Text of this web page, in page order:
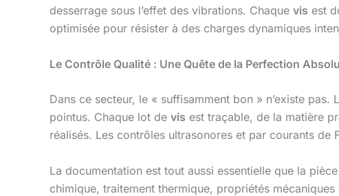
desserrage sous l’effet des vibrations. Chaque vis est
optimisée pour résister à des charges dynamiques
Le Contrôle Qualité : Une Quête de la Perfection
Dans ce secteur, le « suffisamment bon » n’existe pas.
pointus. Chaque lot de vis est traçable, de la matière
réalisés. Les contrôles ultrasonores et par courants
La documentation est tout aussi essentielle que la
chimique, traitement thermique, propriétés